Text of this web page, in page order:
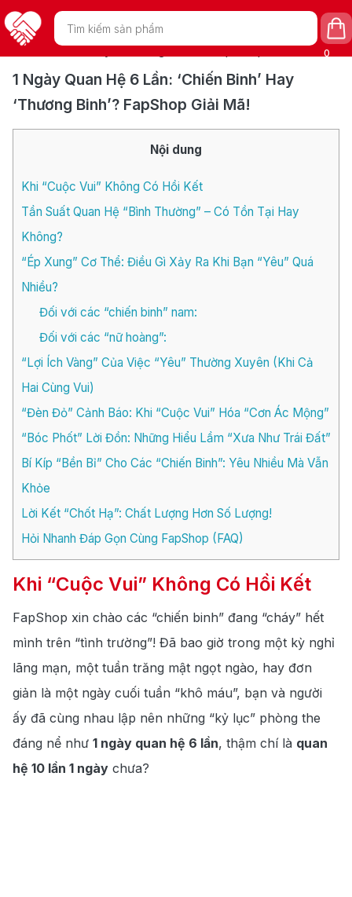
Tìm
kiếm
sản
phẩm
0
Trang chủ /Chia sẻ - Tư vấn
‘Chiến Binh’ Hay ‘Thương Binh’? FapShop Giải Mã!
1 Ngày Quan Hệ 6 Lần: ‘Chiến Binh’ Hay
‘Thương Binh’? FapShop Giải Mã!
Nội dung
Khi “Cuộc Vui” Không Có Hồi Kết
Tần Suất Quan Hệ “Bình Thường” – Có Tồn Tại Hay
Không?
“Ép Xung” Cơ Thể: Điều Gì Xảy Ra Khi Bạn “Yêu” Quá
Nhiều?
Đối với các “chiến binh” nam:
Đối với các “nữ hoàng”:
“Lợi Ích Vàng” Của Việc “Yêu” Thường Xuyên (Khi Cả
Hai Cùng Vui)
“Đèn Đỏ” Cảnh Báo: Khi “Cuộc Vui” Hóa “Cơn Ác Mộng”
“Bóc Phốt” Lời Đồn: Những Hiểu Lầm “Xưa Như Trái Đất”
Bí Kíp “Bền Bỉ” Cho Các “Chiến Binh”: Yêu Nhiều Mà Vẫn
Khỏe
Lời Kết “Chốt Hạ”: Chất Lượng Hơn Số Lượng!
Hỏi Nhanh Đáp Gọn Cùng FapShop (FAQ)
Khi “Cuộc Vui” Không Có Hồi Kết
FapShop xin chào các “chiến binh” đang “cháy” hết
mình trên “tình trường”! Đã bao giờ trong một kỳ nghỉ
lãng mạn, một tuần trăng mật ngọt ngào, hay đơn
giản là một ngày cuối tuần “khô máu”, bạn và người
ấy đã cùng nhau lập nên những “kỷ lục” phòng the
đáng nể như 1 ngày quan hệ 6 lần, thậm chí là quan
hệ 10 lần 1 ngày chưa?